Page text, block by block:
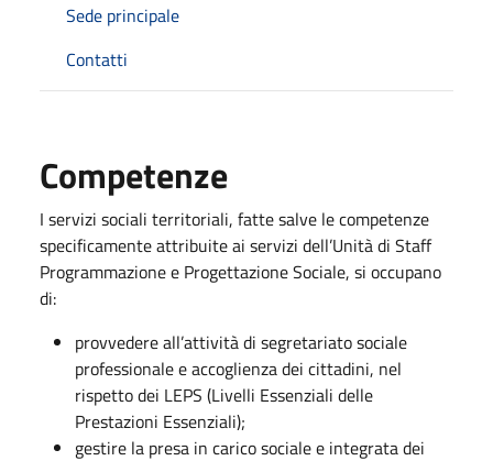
Sede principale
Contatti
Competenze
I servizi sociali territoriali, fatte salve le competenze
specificamente attribuite ai servizi dell’Unità di Staff
Programmazione e Progettazione Sociale, si occupano
di:
provvedere all’attività di segretariato sociale
professionale e accoglienza dei cittadini, nel
rispetto dei LEPS (Livelli Essenziali delle
Prestazioni Essenziali);
gestire la presa in carico sociale e integrata dei